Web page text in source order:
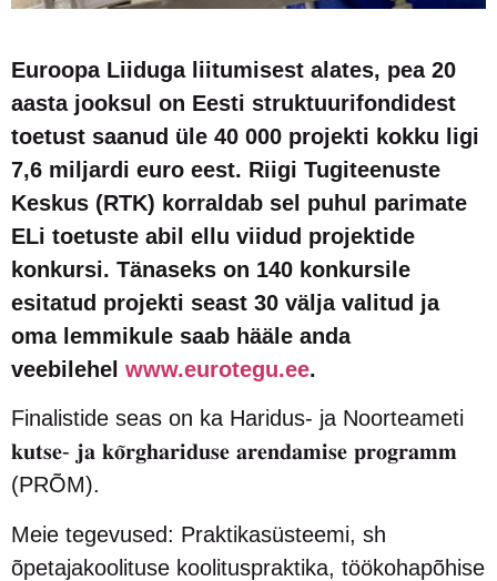
Euroopa Liiduga liitumisest alates, pea 20
aasta jooksul on Eesti struktuurifondidest
toetust saanud üle 40 000 projekti kokku ligi
7,6 miljardi euro eest. Riigi Tugiteenuste
Keskus (RTK) korraldab sel puhul parimate
ELi toetuste abil ellu viidud projektide
konkursi. Tänaseks on 140 konkursile
esitatud projekti seast 30 välja valitud ja
oma lemmikule saab hääle anda
veebilehel www.eurotegu.ee.
Finalistide seas on ka Haridus- ja Noorteameti
𝐤𝐮𝐭𝐬𝐞- 𝐣𝐚 𝐤𝐨̃𝐫𝐠𝐡𝐚𝐫𝐢𝐝𝐮𝐬𝐞 𝐚𝐫𝐞𝐧𝐝𝐚𝐦𝐢𝐬𝐞 𝐩𝐫𝐨𝐠𝐫𝐚𝐦𝐦
(PRÕM).
Meie tegevused: Praktikasüsteemi, sh
õpetajakoolituse koolituspraktika, töökohapõhise